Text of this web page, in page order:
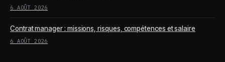
6 AOÛT 2026
Contrat manager : missions, risques, compétences et salaire
6 AOÛT 2026